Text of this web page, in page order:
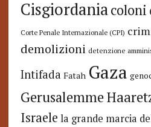
Cisgiordaniacoloni
Corte Penale Internazionale (CPI)
demolizioni detenzione
Intifada Fatah Gaza
Gerusalemme
Israele la grande marcia